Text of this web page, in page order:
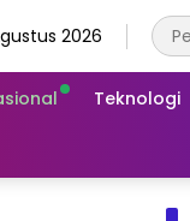
2026
Teknologi